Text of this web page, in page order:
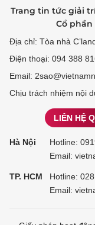
Trang tin tức giải
Cổ
Địa chỉ: Tòa nhà
Điện thoại: 094 388
Email:
Chịu trách nhiệm nội
LIÊN HỆ
Hà Nội Hotline:
Email:
TP. HCM Hotline:
Email: